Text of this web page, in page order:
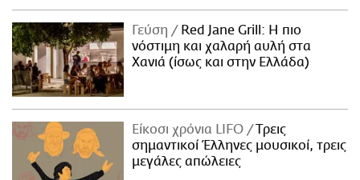
Γεύση
Red Jane Grill: Η πιο
νόστιμη και χαλαρή αυλή στα
Χανιά (ίσως και στην Ελλάδα)
Είκοσι χρόνια LIFO
Tρεις
σημαντικοί Έλληνες μουσικοί, τρεις
μεγάλες απώλειες